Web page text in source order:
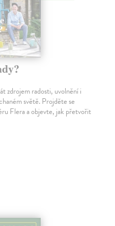
zdrojem radosti, uvolnění i
světě. Projděte se
Flera a objevte, jak přetvořit